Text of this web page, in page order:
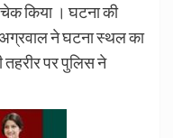
किया । घटना की
ने घटना स्थल का
तहरीर पर पुलिस ने